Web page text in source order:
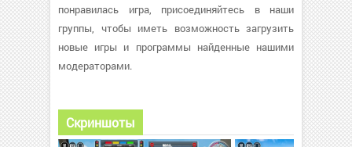
понравилась игра, присоединяйтесь в наши
группы, чтобы иметь возможность загрузить
новые игры и программы найденные нашими
модераторами.
Скриншоты